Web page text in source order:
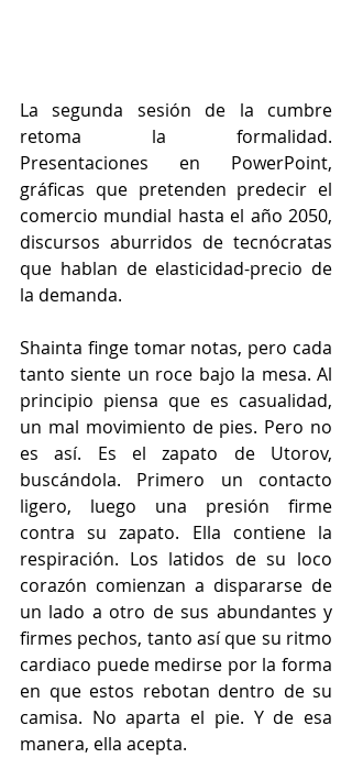
La segunda sesión de la cumbre
retoma la formalidad.
Presentaciones en PowerPoint,
gráficas que pretenden predecir el
comercio mundial hasta el año 2050,
discursos aburridos de tecnócratas
que hablan de elasticidad-precio de
la demanda.
Shainta finge tomar notas, pero cada
tanto siente un roce bajo la mesa. Al
principio piensa que es casualidad,
un mal movimiento de pies. Pero no
es así. Es el zapato de Utorov,
buscándola. Primero un contacto
ligero, luego una presión firme
contra su zapato. Ella contiene la
respiración. Los latidos de su loco
corazón comienzan a dispararse de
un lado a otro de sus abundantes y
firmes pechos, tanto así que su ritmo
cardiaco puede medirse por la forma
en que estos rebotan dentro de su
camisa. No aparta el pie. Y de esa
manera, ella acepta.